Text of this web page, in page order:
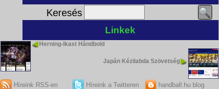
Keresés
Linkek
Herning-Ikast Håndbold
Japán Kézilabda Szövetség
Híreink RSS-en Híreink a Twitteren handball.hu blog